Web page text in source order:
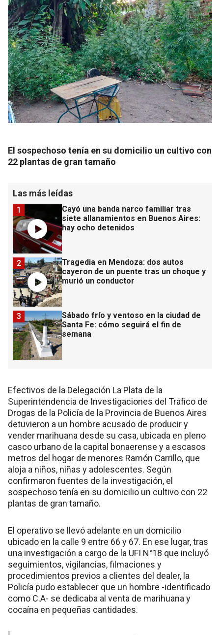
El sospechoso tenía en su domicilio un cultivo con
22 plantas de gran tamaño
Las más leídas
Cayó una banda narco familiar tras
siete allanamientos en Buenos Aires:
hay ocho detenidos
1
Tragedia en Mendoza: dos autos
cayeron de un puente tras un choque y
murió un conductor
2
Sábado frío y ventoso en la ciudad de
Santa Fe: cómo seguirá el fin de
semana
3
Efectivos de la Delegación La Plata de la
Superintendencia de Investigaciones del Tráfico de
Drogas de la Policía de la Provincia de Buenos Aires
detuvieron a un hombre acusado de producir y
vender marihuana desde su casa, ubicada en pleno
casco urbano de la capital bonaerense y a escasos
metros del hogar de menores Ramón Carrillo, que
aloja a niños, niñas y adolescentes. Según
confirmaron fuentes de la investigación, el
sospechoso tenía en su domicilio un cultivo con 22
plantas de gran tamaño.
El operativo se llevó adelante en un domicilio
ubicado en la calle 9 entre 66 y 67. En ese lugar, tras
una investigación a cargo de la UFI N°18 que incluyó
seguimientos, vigilancias, filmaciones y
procedimientos previos a clientes del dealer, la
Policía pudo establecer que un hombre -identificado
como C.A- se dedicaba al venta de marihuana y
cocaína en pequeñas cantidades.